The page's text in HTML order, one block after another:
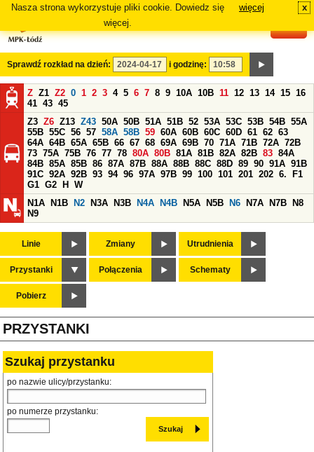
Nasza strona wykorzystuje pliki cookie. Dowiedz się
więcej.
więcej x
Sprawdź rozkład na dzień: i godzinę:
Z Z1 Z2 0 1 2 3 4 5 6 7 8 9 10A 10B 11 12 13 14 15 16
41 43 45
Z3 Z6 Z13 Z43 50A 50B 51A 51B 52 53A 53C 53B 54B 55A
55B 55C 56 57 58A 58B 59 60A 60B 60C 60D 61 62 63
64A 64B 65A 65B 66 67 68 69A 69B 70 71A 71B 72A 72B
73 75A 75B 76 77 78 80A 80B 81A 81B 82A 82B 83 84A
84B 85A 85B 86 87A 87B 88A 88B 88C 88D 89 90 91A 91B
91C 92A 92B 93 94 96 97A 97B 99 100 101 201 202 6.
F1
G1 G2 H
W
N1A
N1B N2 N3A N3B N4A N4B N5A N5B N6 N7A N7B
N8
N9
Linie Zmiany Utrudnienia
Przystanki Połączenia Schematy
Pobierz
PRZYSTANKI
Szukaj przystanku
po nazwie ulicy/przystanku:
po numerze przystanku: